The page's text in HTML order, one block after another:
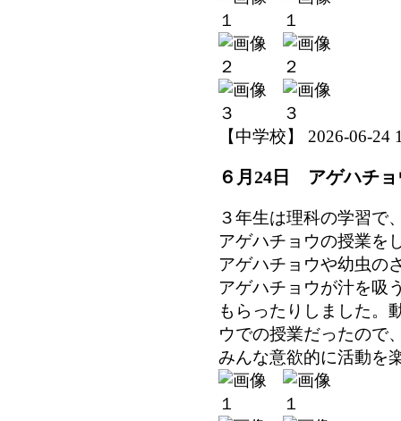
【中学校】 2026-06-24
６月24日 アゲハチ
３年生は理科の学習で
アゲハチョウの授業を
アゲハチョウや幼虫の
アゲハチョウが汁を吸
もらったりしました。
ウでの授業だったので
みんな意欲的に活動を